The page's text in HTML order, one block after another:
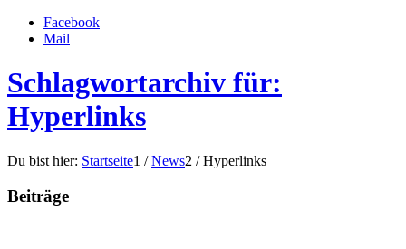
Facebook
Mail
Schlagwortarchiv für:
Hyperlinks
Du bist hier: Startseite1 / News2 / Hyperlinks
Beiträge